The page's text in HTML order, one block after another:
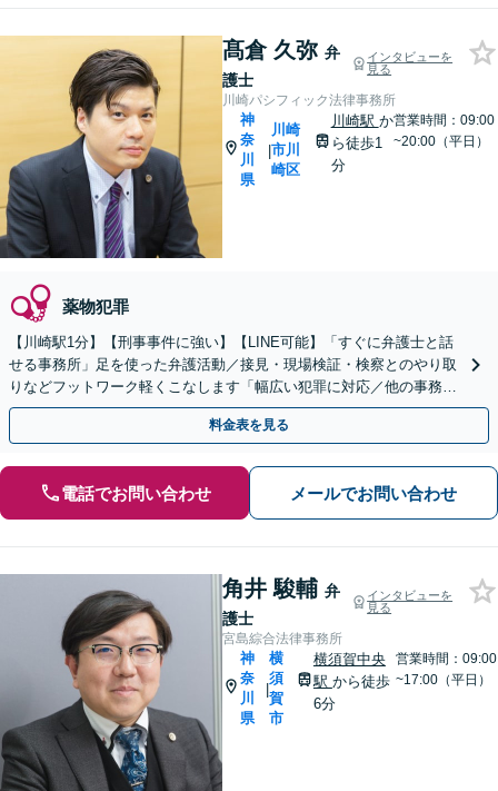
髙倉 久弥 弁
護士
インタビューを
見る
川崎パシフィック法律事務所
神
奈
川
県
|
川崎
市川
崎区
川崎駅 か
ら徒歩1
分
営業時間：09:00
~20:00（平日）
薬物犯罪
【川崎駅1分】【刑事事件に強い】【LINE可能】「すぐに弁護士と話
せる事務所」足を使った弁護活動／接見・現場検証・検察とのやり取
りなどフットワーク軽くこなします「幅広い犯罪に対応／他の事務所
で断られた事件もご相談を」【休日・夜間相談可】
料金表を見る
電話でお問い合わせ メールでお問い合わせ
角井 駿輔 弁
護士
インタビューを
見る
宮島綜合法律事務所
神
奈
川
県
|
横
須
賀
市
横須賀中央
駅 から徒歩
6分
営業時間：09:00
~17:00（平日）